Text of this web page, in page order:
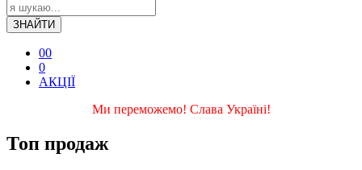
ЗНАЙТИ
00
0
АКЦІЇ
Ми переможемо! Слава Україні!
Топ продаж